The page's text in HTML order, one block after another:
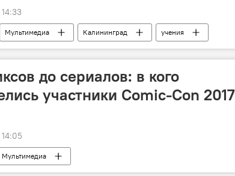
Мультимедиа Калининград учения
до сериалов: в кого
участники Comic-Con 2017
Мультимедиа